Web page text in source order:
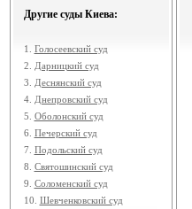
Другие суды Киева:
1. Голосеевский суд
2.
Дарницкий суд
3.
Деснянский суд
4. Днепровский суд
5. Оболонский суд
6. Печерский суд
7. Подольский суд
8. Святошинский суд
9. Соломенский суд
10. Шевченковский суд